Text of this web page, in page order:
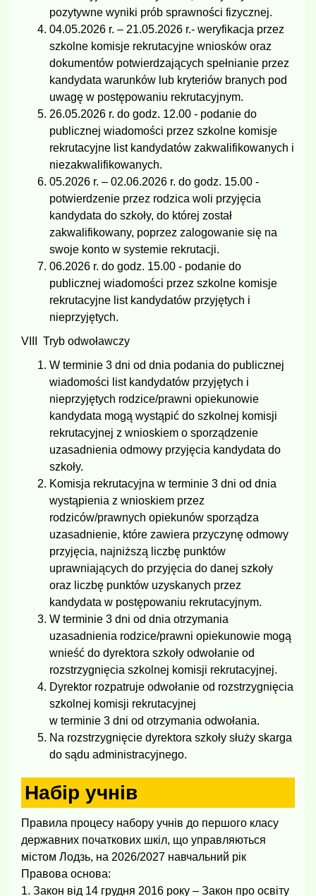
pozytywne wyniki prób sprawności fizycznej.
04.05.2026 r. – 21.05.2026 r.- weryfikacja przez
szkolne komisje rekrutacyjne wniosków oraz
dokumentów potwierdzających spełnianie przez
kandydata warunków lub kryteriów branych pod
uwagę w postępowaniu rekrutacyjnym.
26.05.2026 r. do godz. 12.00 - podanie do
publicznej wiadomości przez szkolne komisje
rekrutacyjne list kandydatów zakwalifikowanych i
niezakwalifikowanych.
05.2026 r. – 02.06.2026 r. do godz. 15.00 -
potwierdzenie przez rodzica woli przyjęcia
kandydata do szkoły, do której został
zakwalifikowany, poprzez zalogowanie się na
swoje konto w systemie rekrutacji.
06.2026 r. do godz. 15.00 - podanie do
publicznej wiadomości przez szkolne komisje
rekrutacyjne list kandydatów przyjętych i
nieprzyjętych.
VIII Tryb odwoławczy
W terminie 3 dni od dnia podania do publicznej
wiadomości list kandydatów przyjętych i
nieprzyjętych rodzice/prawni opiekunowie
kandydata mogą wystąpić do szkolnej komisji
rekrutacyjnej z wnioskiem o sporządzenie
uzasadnienia odmowy przyjęcia kandydata do
szkoły.
Komisja rekrutacyjna w terminie 3 dni od dnia
wystąpienia z wnioskiem przez
rodziców/prawnych opiekunów sporządza
uzasadnienie, które zawiera przyczynę odmowy
przyjęcia, najniższą liczbę punktów
uprawniających do przyjęcia do danej szkoły
oraz liczbę punktów uzyskanych przez
kandydata w postępowaniu rekrutacyjnym.
W terminie 3 dni od dnia otrzymania
uzasadnienia rodzice/prawni opiekunowie mogą
wnieść do dyrektora szkoły odwołanie od
rozstrzygnięcia szkolnej komisji rekrutacyjnej.
Dyrektor rozpatruje odwołanie od rozstrzygnięcia
szkolnej komisji rekrutacyjnej
w terminie 3 dni od otrzymania odwołania.
Na rozstrzygnięcie dyrektora szkoły służy skarga
do sądu administracyjnego.
Набір учнів
Правила процесу набору учнів до першого класу
державних початкових шкіл, що управляються
містом Лодзь, на 2026/2027 навчальний рік
Правова основа:
1. Закон від 14 грудня 2016 року – Закон про освіту